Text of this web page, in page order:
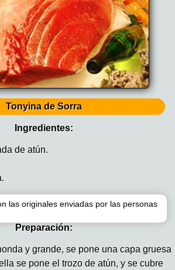
Tonyina de Sorra
Ingredientes:
de atún.
las originales enviadas por las personas
Preparación:
y grande, se pone una capa gruesa
se pone el trozo de atún, y se cubre